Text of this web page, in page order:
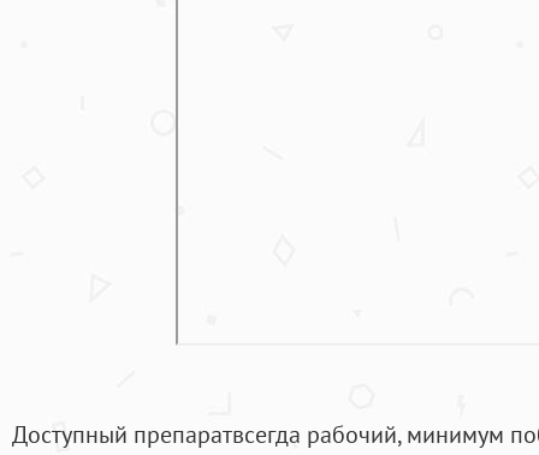
Доступный препаратвсегда рабочий, минимум